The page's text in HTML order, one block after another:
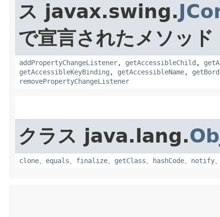
ス javax.swing.
で宣言されたメソッド
addPropertyChangeListener, getAccessibleChild ,
getAccessibleKeyBinding , getAccessibleName,
removePropertyChangeListener
クラス java.lang.
clone、 equals、 finalize、 getClass、 hashCode、 notify